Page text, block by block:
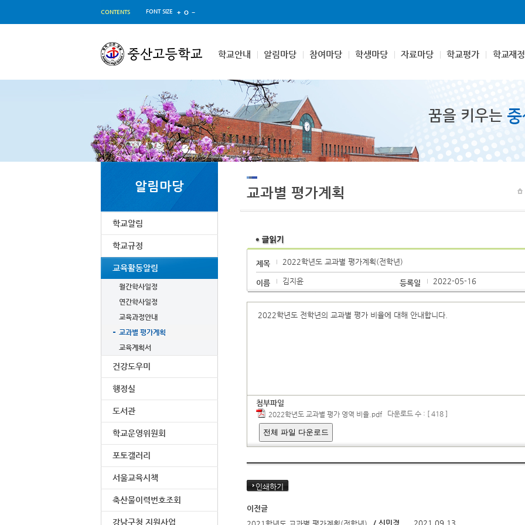
CONTENTS FONT SIZE
학교안내 알림마당 참여마당 학생마당 자료마당 학교평가 학교재
꿈을 키우는
알림마당
학교알림
학교규정
교육활동알림
월간학사일정
연간학사일정
교육과정안내
교과별 평가계획
교육계획서
건강도우미
행정실
도서관
학교운영위원회
포토갤러리
서울교육시책
축산물이력번호조회
강남구청 지원사업
교과별 평가계획
제목 2022학년도 교과별 평가계획(전학년)
이름 김지윤 등록일 2022-05-16
2022학년도 전학년의 교과별 평가 비율에 대해 안내합니다.
첨부파일
2022학년도 교과별 평가 영역 비율.pdf 다운로드 수 : [ 418 ]
전체 파일 다운로드
인쇄하기
이전글
/ 신민경 2021.09.13